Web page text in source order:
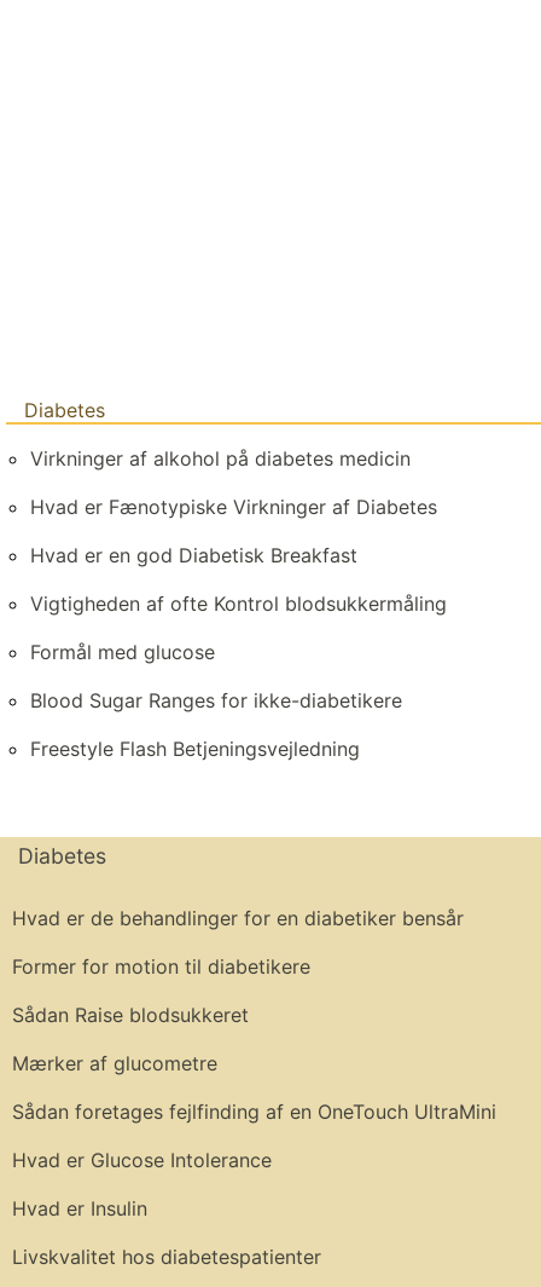
Diabetes
Virkninger af alkohol på diabetes medicin
Hvad er Fænotypiske Virkninger af Diabetes
Hvad er en god Diabetisk Breakfast
Vigtigheden af ​​ofte Kontrol blodsukkermåling
Formål med glucose
Blood Sugar Ranges for ikke-diabetikere
Freestyle Flash Betjeningsvejledning
Diabetes
Hvad er de behandlinger for en diabetiker bensår
Former for motion til diabetikere
Sådan Raise blodsukkeret
Mærker af glucometre
Sådan foretages fejlfinding af en OneTouch UltraMini
Hvad er Glucose Intolerance
Hvad er Insulin
Livskvalitet hos diabetespatienter